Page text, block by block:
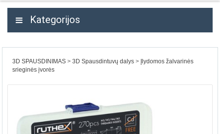
Kategorijos
3D SPAUSDINIMAS 3D Spausdintuvų dalys
Įlydomos žalvarinės
srieginės įvorės